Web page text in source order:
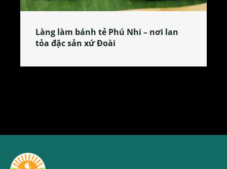
Làng làm bánh tẻ Phú Nhi – nơi lan
tỏa đặc sản xứ Đoài